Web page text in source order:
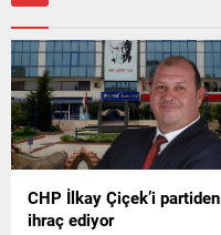
CHP İlkay Çiçek’i partiden
ihraç ediyor